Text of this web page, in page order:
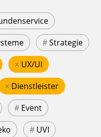
#Strategie
× UX/UI
× Dienstleister
# Event
# UVI